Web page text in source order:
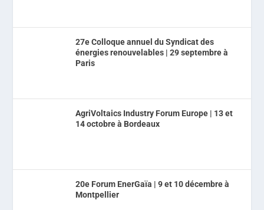
27e Colloque annuel du Syndicat des
énergies renouvelables | 29 septembre à
Paris
AgriVoltaics Industry Forum Europe | 13 et
14 octobre à Bordeaux
20e Forum EnerGaïa | 9 et 10 décembre à
Montpellier